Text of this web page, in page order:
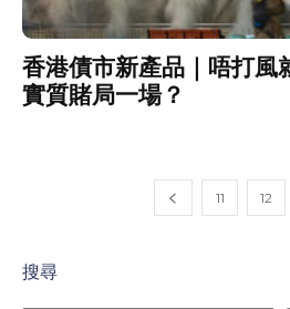
香港債市新產品｜唔打風
實質賭局一場？
11 12
搜尋